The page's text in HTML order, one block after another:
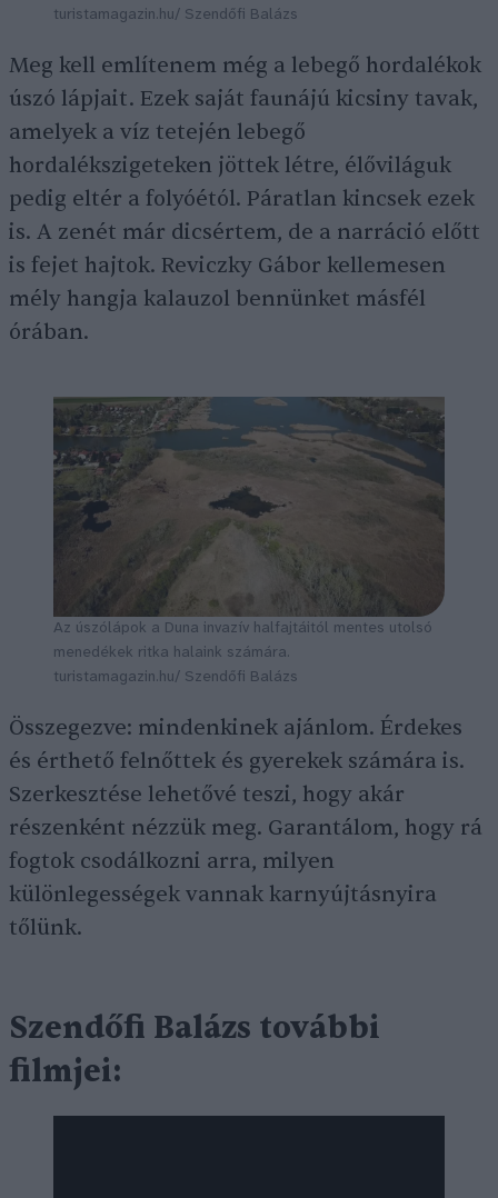
turistamagazin.hu/ Szendőfi Balázs
Meg kell említenem még a lebegő hordalékok
úszó lápjait. Ezek saját faunájú kicsiny tavak,
amelyek a víz tetején lebegő
hordalékszigeteken jöttek létre, élőviláguk
pedig eltér a folyóétól. Páratlan kincsek ezek
is. A zenét már dicsértem, de a narráció előtt
is fejet hajtok. Reviczky Gábor kellemesen
mély hangja kalauzol bennünket másfél
órában.
Az úszólápok a Duna invazív halfajtáitól mentes utolsó
menedékek ritka halaink számára.
turistamagazin.hu/ Szendőfi Balázs
Összegezve: mindenkinek ajánlom. Érdekes
és érthető felnőttek és gyerekek számára is.
Szerkesztése lehetővé teszi, hogy akár
részenként nézzük meg. Garantálom, hogy rá
fogtok csodálkozni arra, milyen
különlegességek vannak karnyújtásnyira
tőlünk.
Szendőfi Balázs további
filmjei: